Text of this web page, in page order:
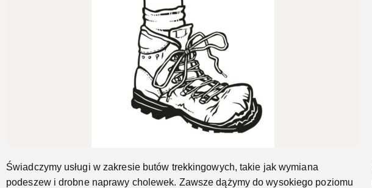
Naprawimy Twoje buty trekkingowe
Jeszcze...
Świadczymy usługi w zakresie butów trekkingowych, takie jak wymiana
podeszew i drobne naprawy cholewek. Zawsze dążymy do wysokiego poziomu